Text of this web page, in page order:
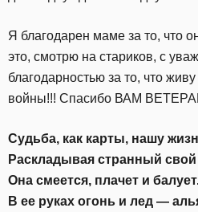
Я благодарен маме за то, что
это, смотрю на стариков, с
благодарностью за то, что
войны!!! Спасибо ВАМ
Судьба, как карты, нашу
Раскладывая странный свой
Она смеется, плачет и
В ее руках огонь и лед —